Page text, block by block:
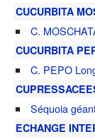
CUCURBITA
C.
CUCURBITA
C. PEPO
Séquoia
ECHANGE